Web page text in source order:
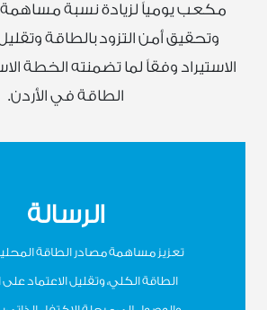
مكعب يومياً لزيادة نسبة مساهمة
وتحقيق أمن التزود بالطاقة
الاستيراد وفقاً لما تضمنته الخطة
الطاقة في الأردن.
الرسالة
تعزيز مساهمة مصادر الطاقة
الطاقة الكلي، وتقليل الاعتماد على